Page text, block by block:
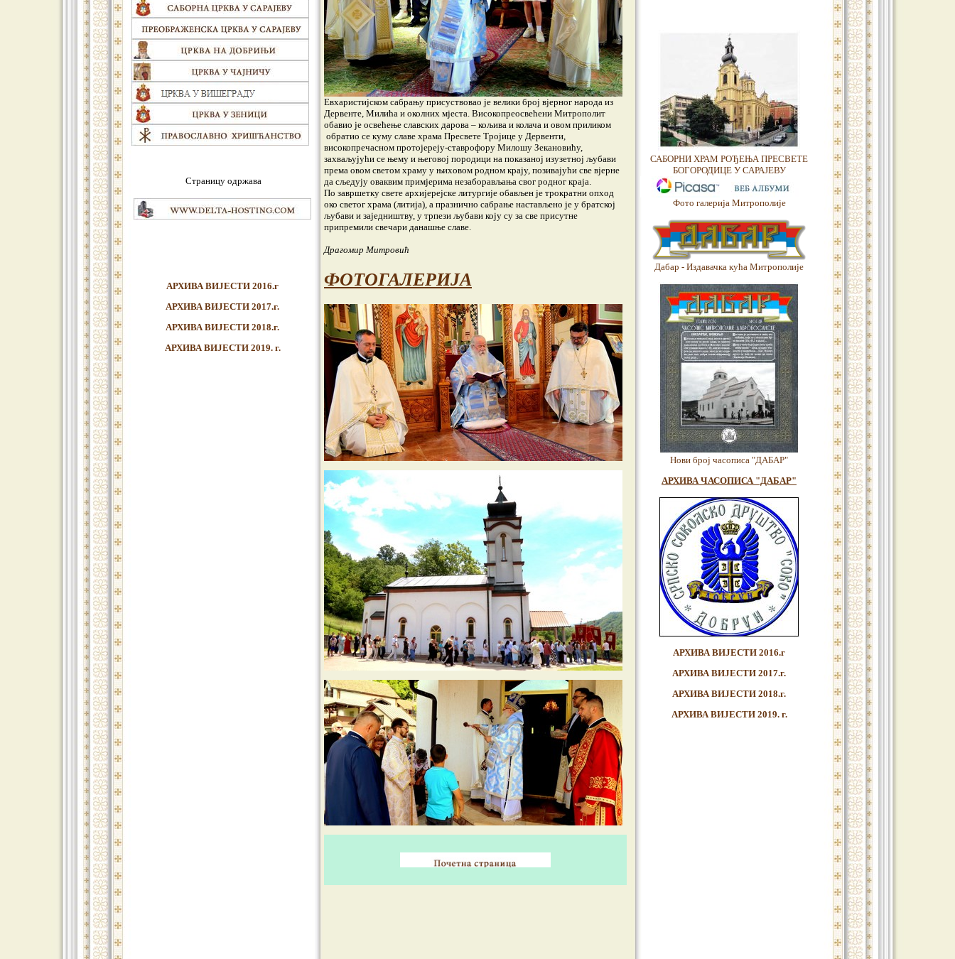
Страницу одржава
АРХИВА ВИЈЕСТИ 2016.г
АРХИВА ВИЈЕСТИ 2017.г.
АРХИВА ВИЈЕСТИ 2018.г.
АРХИВА ВИЈЕСТИ 2019. г.
Евхаристијском сабрању присуствовао је велики број вјерног народа из
Дервенте, Милића и околних мјеста. Високопреосвећени Митрополит
обавио је освећење славских дарова – кољива и колача и овом приликом
обратио се куму славе храма Пресвете Тројице у Дервенти,
високопречасном протојереју-ставрофору Милошу Зекановићу,
захваљујући се њему и његовој породици на показаној изузетној љубави
према овом светом храму у њиховом родном крају, позивајући све вјерне
да сљедују оваквим примјерима незаборављања свог родног краја.
По завршетку свете архијерејске литургије обављен је трократни опход
око светог храма (литија), а празнично сабрање настављено је у братској
љубави и заједништву, у трпези љубави коју су за све присутне
припремили свечари данашње славе.
Драгомир Митровић
ФОТОГАЛЕРИJA
САБОРНИ ХРАМ РОЂЕЊА ПРЕСВЕТЕ
БОГОРОДИЦЕ У САРАЈЕВУ
Фото галерија Митрополије
Дабар - Издавачка кућа Митрополије
Нови број часописа "ДАБАР"
АРХИВА ЧАСОПИСА "ДАБАР"
АРХИВА ВИЈЕСТИ 2016.г
АРХИВА ВИЈЕСТИ 2017.г.
АРХИВА ВИЈЕСТИ 2018.г.
АРХИВА ВИЈЕСТИ 2019. г.